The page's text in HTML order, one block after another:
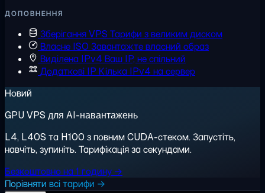
ДОПОВНЕННЯ
Зберігання VPS Тарифи з великим диском
Власне ISO Завантажте власний образ
Виділена IPv4 Ваш IP, не спільний
Додаткові IP Кілька IPv4 на сервер
Новий
GPU VPS для AI-навантажень
L4, L40S та H100 з повним CUDA-стеком. Запустіть,
навчіть, зупиніть. Тарифікація за секундами.
Безкоштовно на 1 годину →
Порівняти всі тарифи →